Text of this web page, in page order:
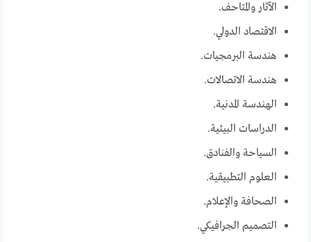
الآثار والمتاحف.
الاقتصاد الدولي.
هندسة البرمجيات.
هندسة الاتصالات.
الهندسة المدنية.
الدراسات البيئية.
السياحة والفنادق.
العلوم التطبيقية.
الصحافة والإعلام.
التصميم الجرافيكي.